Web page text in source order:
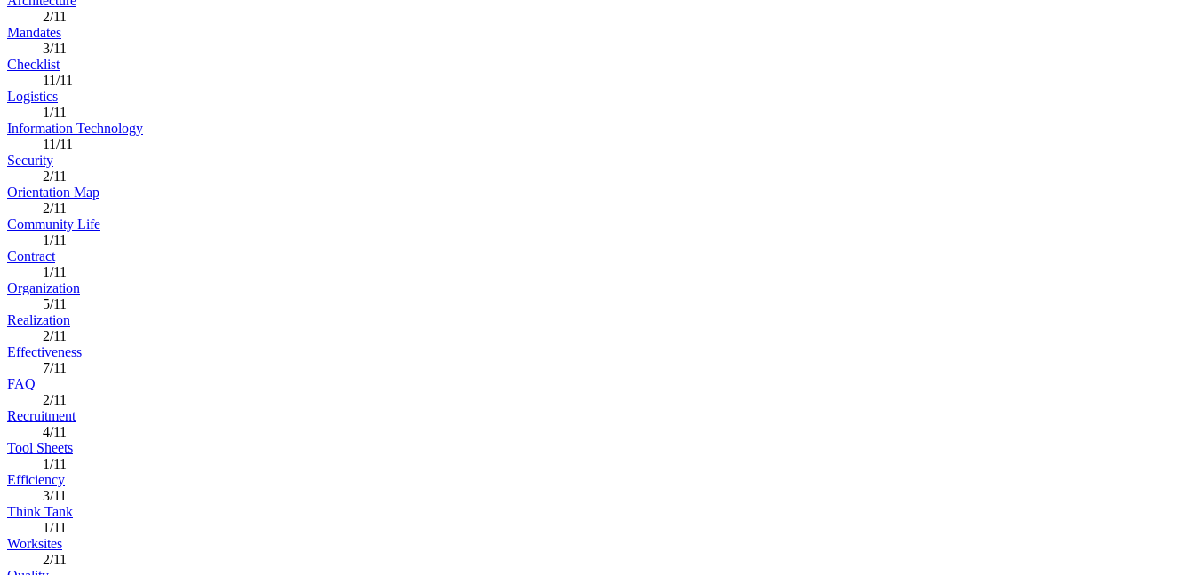
2/11
Mandates
3/11
Checklist
11/11
Logistics
1/11
Information Technology
11/11
Security
2/11
Orientation Map
2/11
Community Life
1/11
Contract
1/11
Organization
5/11
Realization
2/11
Effectiveness
7/11
FAQ
2/11
Recruitment
4/11
Tool Sheets
1/11
Efficiency
3/11
Think Tank
1/11
Worksites
2/11